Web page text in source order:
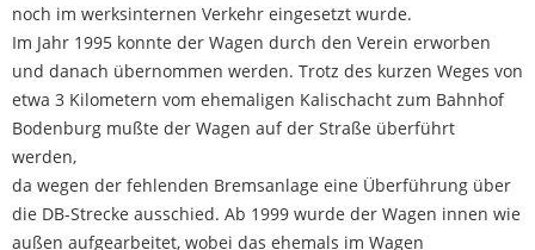
noch im werksinternen Verkehr eingesetzt wurde.
Im Jahr 1995 konnte der Wagen durch den Verein erworben
und danach übernommen werden. Trotz des kurzen Weges von
etwa 3 Kilometern vom ehemaligen Kalischacht zum Bahnhof
Bodenburg mußte der Wagen auf der Straße überführt
werden,
da wegen der fehlenden Bremsanlage eine Überführung über
die DB-Strecke ausschied. Ab 1999 wurde der Wagen innen wie
außen aufgearbeitet, wobei das ehemals im Wagen